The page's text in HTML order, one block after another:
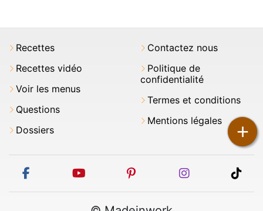
+
Recettes
Recettes vidéo
Voir les menus
Questions
Dossiers
Contactez nous
Politique de
confidentialité
Termes et conditions
Mentions légales
facebook youtube pinterest instagram